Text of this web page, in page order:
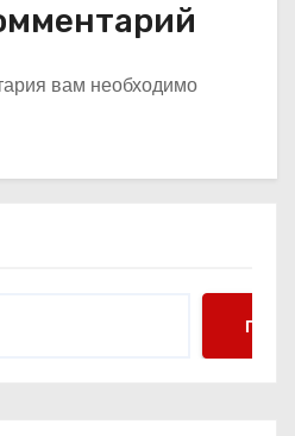
вам необходимо
Поиск